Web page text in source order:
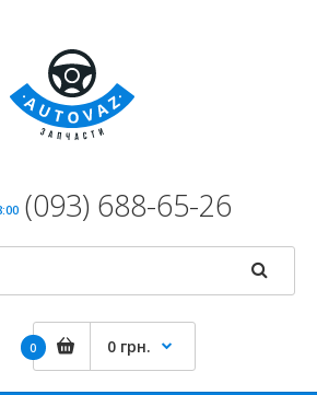
(093) 688-65-26
0 0 грн.